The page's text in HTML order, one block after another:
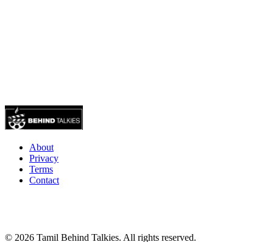
About
Privacy
Terms
Contact
© 2026 Tamil Behind Talkies. All rights reserved.